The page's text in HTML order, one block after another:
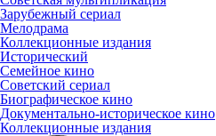
Зарубежный сериал
Мелодрама
Коллекционные издания
Исторический
Семейное кино
Советский сериал
Биографическое кино
Документально-историческое кино
Коллекционные издания